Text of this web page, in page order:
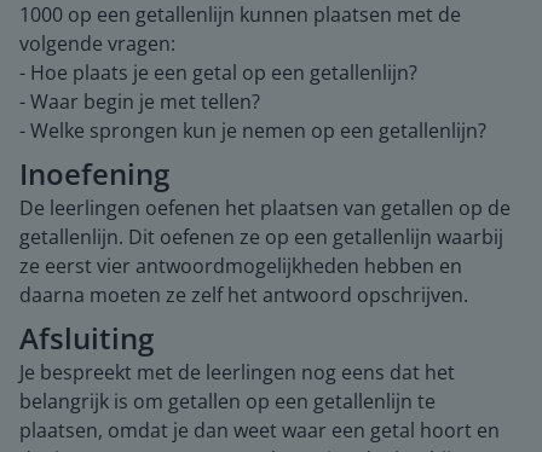
1000 op een getallenlijn kunnen plaatsen met de
volgende vragen:
- Hoe plaats je een getal op een getallenlijn?
- Waar begin je met tellen?
- Welke sprongen kun je nemen op een getallenlijn?
Inoefening
De leerlingen oefenen het plaatsen van getallen op de
getallenlijn. Dit oefenen ze op een getallenlijn waarbij
ze eerst vier antwoordmogelijkheden hebben en
daarna moeten ze zelf het antwoord opschrijven.
Afsluiting
Je bespreekt met de leerlingen nog eens dat het
belangrijk is om getallen op een getallenlijn te
plaatsen, omdat je dan weet waar een getal hoort en